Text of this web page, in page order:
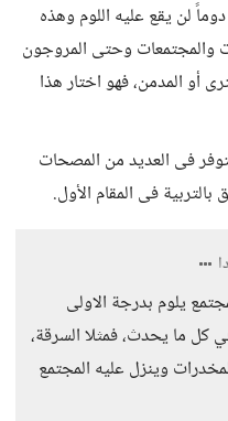
لن يقع عليه اللوم وهذه
والمجتمعات وحتى المروجون
أو المدمن، فهو اختار هذا
فى العديد من المصحات
فى المقام الأول.
يلوم بدرجة الاولى
كل ما يحدث، فمثلا السرقة،
وينزل عليه المجتمع